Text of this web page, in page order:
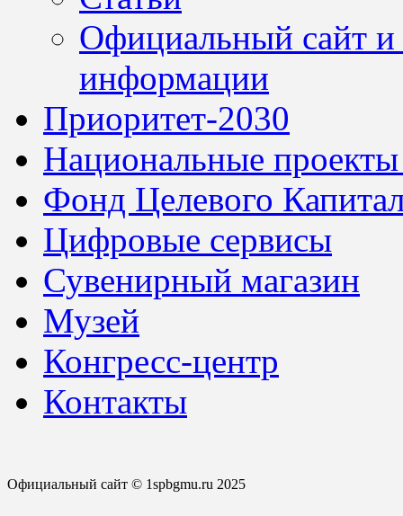
Официальный сайт
информации
Приоритет-2030
Национальные
Фонд Целевого
Цифровые сервисы
Сувенирный магазин
Музей
Конгресс-центр
Контакты
Официальный сайт © 1spbgmu.ru 2025